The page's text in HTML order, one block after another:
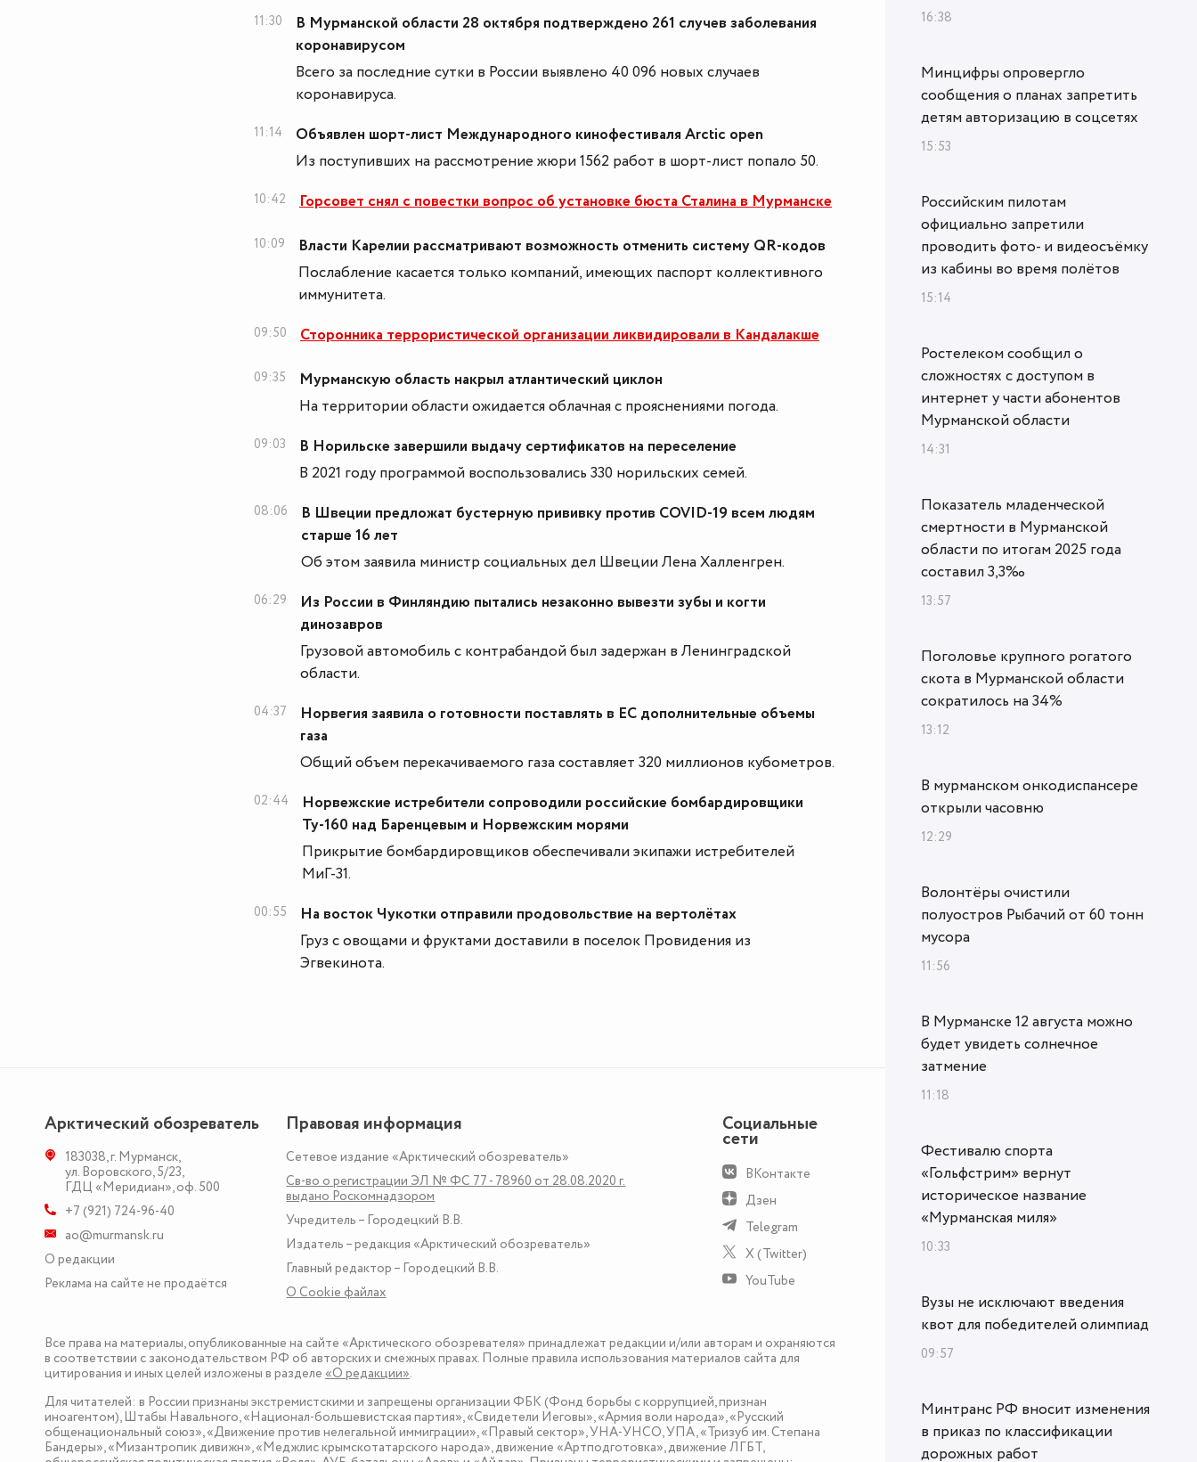
11:30
В Мурманской области 28 октября подтверждено 261 случев заболевания
коронавирусом
Всего за последние сутки в России выявлено 40 096 новых случаев
коронавируса.
11:14
Объявлен шорт-лист Международного кинофестиваля Arctic open
Из поступивших на рассмотрение жюри 1562 работ в шорт-лист попало 50.
10:42 Горсовет снял с повестки вопрос об установке бюста Сталина в Мурманске
10:09
Власти Карелии рассматривают возможность отменить систему QR-кодов
Послабление касается только компаний, имеющих паспорт коллективного
иммунитета.
09:50 Сторонника террористической организации ликвидировали в Кандалакше
09:35
Мурманскую область накрыл атлантический циклон
На территории области ожидается облачная с прояснениями погода.
09:03
В Норильске завершили выдачу сертификатов на переселение
В 2021 году программой воспользовались 330 норильских семей.
08:06
В Швеции предложат бустерную прививку против COVID-19 всем людям
старше 16 лет
Об этом заявила министр социальных дел Швеции Лена Халленгрен.
06:29
Из России в Финляндию пытались незаконно вывезти зубы и когти
динозавров
Грузовой автомобиль с контрабандой был задержан в Ленинградской
области.
04:37
Норвегия заявила о готовности поставлять в ЕС дополнительные объемы
газа
Общий объем перекачиваемого газа составляет 320 миллионов кубометров.
02:44
Норвежские истребители сопроводили российские бомбардировщики
Ту-160 над Баренцевым и Норвежским морями
Прикрытие бомбардировщиков обеспечивали экипажи истребителей
МиГ-31.
00:55
На восток Чукотки отправили продовольствие на вертолётах
Груз с овощами и фруктами доставили в поселок Провидения из
Эгвекинота.
Арктический обозреватель
183038,г. Мурманск,
ул. Воровского, 5/23,
ГДЦ «Меридиан», оф. 500
+7 (921) 724-96-40
ao@murmansk.ru
О редакции
Реклама на сайте не продаётся
Правовая информация
Сетевое издание «Арктический обозреватель»
Св-во о регистрации ЭЛ № ФС 77 - 78960 от 28.08.2020 г.
выдано Роскомнадзором
Учредитель – Городецкий В.В.
Издатель – редакция «Арктический обозреватель»
Главный редактор – Городецкий В.В.
О Сookie файлах
Социальные
сети
ВКонтакте
Дзен
Telegram
X (Twitter)
YouTube
Все права на материалы, опубликованные на сайте «Арктического обозревателя» принадлежат редакции и/или авторам и охраняются
в соответствии с законодательством РФ об авторских и смежных правах. Полные правила использования материалов сайта для
цитирования и иных целей изложены в разделе«О редакции».
Для читателей: в России признаны экстремистскими и запрещены организации ФБК (Фонд борьбы с коррупцией, признан
иноагентом), Штабы Навального, «Национал-большевистская партия», «Свидетели Иеговы», «Армия воли народа», «Русский
общенациональный союз», «Движение против нелегальной иммиграции», «Правый сектор», УНА-УНСО, УПА, «Тризуб им. Степана
Бандеры», «Мизантропик дивижн», «Меджлис крымскотатарского народа», движение «Артподготовка», движение ЛГБТ,
16:38
Минцифры опровергло
сообщения о планах запретить
детям авторизацию в соцсетях
15:53
Российским пилотам
официально запретили
проводить фото- и видеосъёмку
из кабины во время полётов
15:14
Ростелеком сообщил о
сложностях с доступом в
интернет у части абонентов
Мурманской области
14:31
Показатель младенческой
смертности в Мурманской
области по итогам 2025 года
составил 3,3‰
13:57
Поголовье крупного рогатого
скота в Мурманской области
сократилось на 34%
13:12
В мурманском онкодиспансере
открыли часовню
12:29
Волонтёры очистили
полуостров Рыбачий от 60 тонн
мусора
11:56
В Мурманске 12 августа можно
будет увидеть солнечное
затмение
11:18
Фестивалю спорта
«Гольфстрим» вернут
историческое название
«Мурманская миля»
10:33
Вузы не исключают введения
квот для победителей олимпиад
09:57
Минтранс РФ вносит изменения
в приказ по классификации
дорожных работ